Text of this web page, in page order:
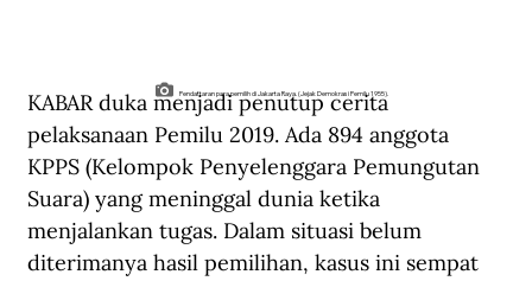
Pendaftaran para pemilih di Jakarta Raya. (Jejak Demokrasi Pemilu 1955).
KABAR duka menjadi penutup cerita
pelaksanaan Pemilu 2019. Ada 894 anggota
KPPS (Kelompok Penyelenggara Pemungutan
Suara) yang meninggal dunia ketika
menjalankan tugas. Dalam situasi belum
diterimanya hasil pemilihan, kasus ini sempat